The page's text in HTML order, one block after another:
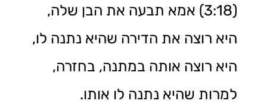
(3:18) אמא תבעה את הבן שלה,
היא רוצה את הדירה שהיא נתנה לו,
היא רוצה אותה במתנה, בחזרה,
למרות שהיא נתנה לו אותו.